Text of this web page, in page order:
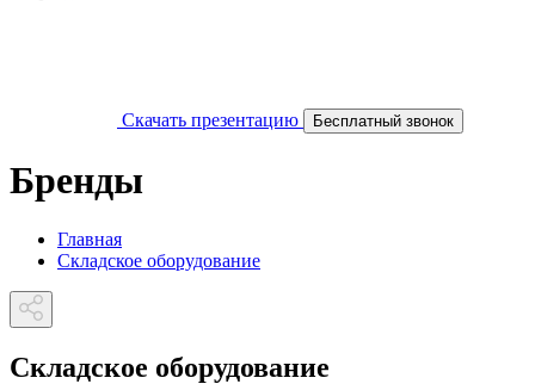
Скачать презентацию Бесплатный звонок
Бренды
Главная
Складское оборудование
Складское оборудование